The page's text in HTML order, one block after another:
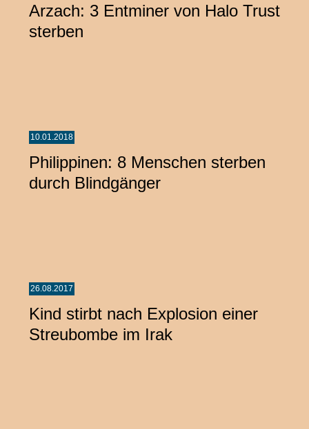
Arzach: 3 Entminer von Halo Trust
sterben
10.01.2018
Philippinen: 8 Menschen sterben
durch Blindgänger
26.08.2017
Kind stirbt nach Explosion einer
Streubombe im Irak